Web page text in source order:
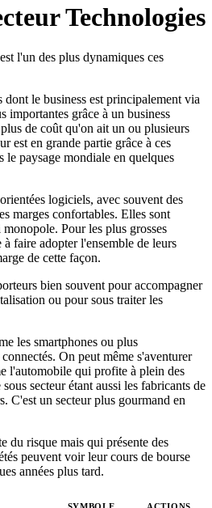
Technologies
l'un des plus dynamiques ces
le business est principalement via
importantes grâce à un business
de coût qu'on ait un ou plusieurs
est en grande partie grâce à ces
le paysage mondiale en quelques
logiciels, avec souvent des
marges confortables. Elles sont
Pour les plus grosses
faire adopter l'ensemble de leurs
de cette façon.
bien souvent pour accompagner
ou pour sous traiter les
les smartphones ou plus
On peut même s'aventurer
l'automobile qui profite à plein des
secteur étant aussi les fabricants de
C'est un secteur plus gourmand en
du risque mais qui présente des
peuvent voir leur cours de bourse
années plus tard.